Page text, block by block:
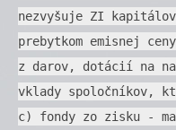
nezvyšuje ZI
prebytkom emisnej
z darov, dotácií na
vklady spoločníkov,
c) fondy zo zisku -